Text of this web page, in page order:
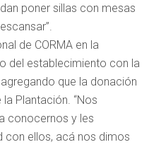
poner sillas con mesas
de CORMA en la
del establecimiento con la
que la donación
Plantación. “Nos
conocernos y les
con ellos, acá nos dimos